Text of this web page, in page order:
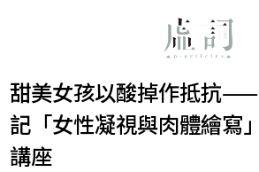
甜美女孩以酸掉作抵抗——
記「女性凝視與肉體繪寫」
講座